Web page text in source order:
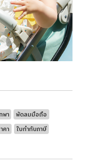
พา
พัดลมมือถือ
คา ใบกำกับภาษี